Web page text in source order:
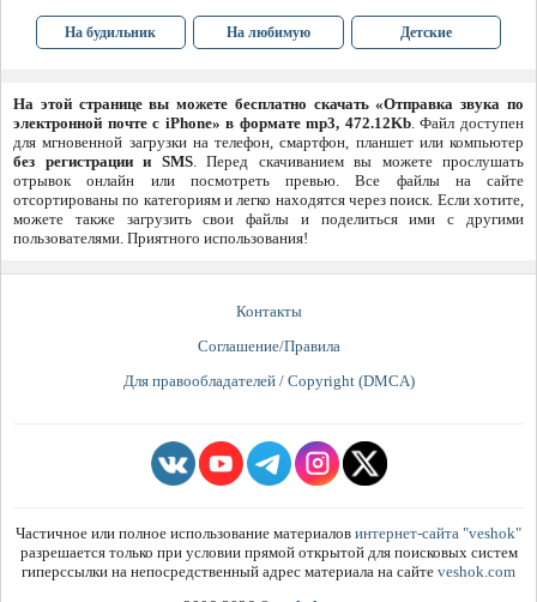
На будильник На любимую Детские
На этой странице вы можете бесплатно скачать «Отправка звука по
электронной почте с iPhone» в формате mp3, 472.12Kb. Файл доступен
для мгновенной загрузки на телефон, смартфон, планшет или компьютер
без регистрации и SMS. Перед скачиванием вы можете прослушать
отрывок онлайн или посмотреть превью. Все файлы на сайте
отсортированы по категориям и легко находятся через поиск. Если хотите,
можете также загрузить свои файлы и поделиться ими с другими
пользователями. Приятного использования!
Контакты
Соглашение/Правила
Для правообладателей / Copyright (DMCA)
Частичное или полное использование материалов интернет-сайта "veshok"
разрешается только при условии прямой открытой для поисковых систем
гиперссылки на непосредственный адрес материала на сайте veshok.com